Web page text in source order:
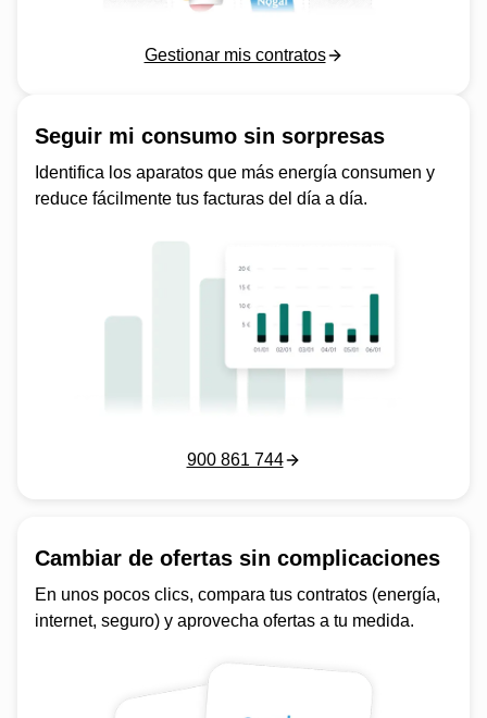
Gestionar mis contratos
Seguir mi consumo sin sorpresas
Identifica los aparatos que más energía consumen y
reduce fácilmente tus facturas del día a día.
900 861 744
Cambiar de ofertas sin complicaciones
En unos pocos clics, compara tus contratos (energía,
internet, seguro) y aprovecha ofertas a tu medida.